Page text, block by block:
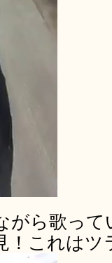
がら歌っ
！これはツ